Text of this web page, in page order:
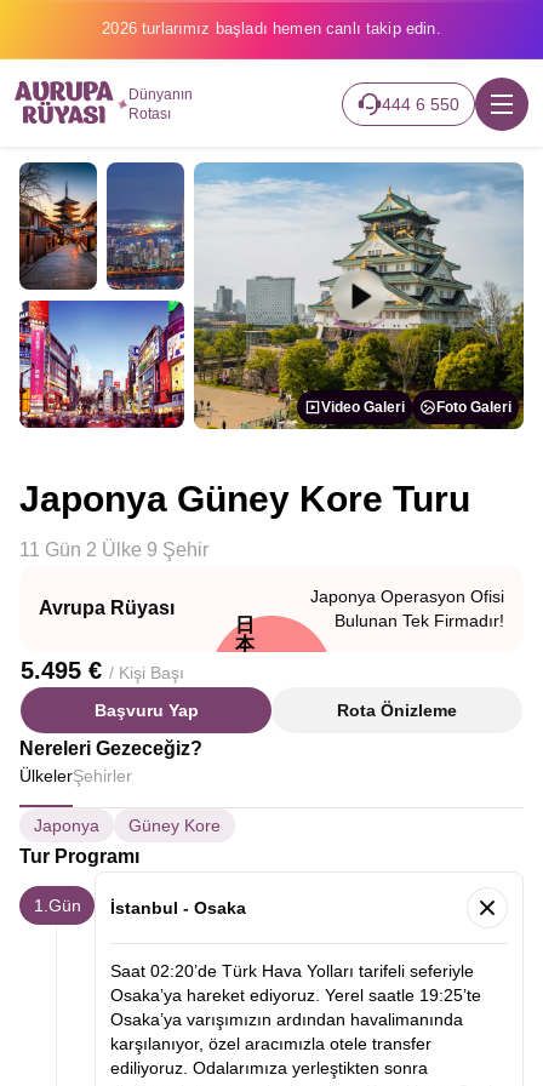
2026 turlarımız başladı hemen canlı takip edin.
Dünyanın
Rotası
444 6 550
Video Galeri Foto Galeri
Japonya Güney Kore Turu
11 Gün 2 Ülke 9 Şehir
Avrupa Rüyası
日
本
Japonya Operasyon Ofisi
Bulunan Tek Firmadır!
5.495 € / Kişi Başı
Başvuru Yap
Rota Önizleme
Nereleri Gezeceğiz?
ÜlkelerŞehirler
Japonya Güney Kore
Tur Programı
1.Gün İstanbul - Osaka
Saat 02:20’de Türk Hava Yolları tarifeli seferiyle
Osaka’ya hareket ediyoruz. Yerel saatle 19:25’te
Osaka’ya varışımızın ardından havalimanında
karşılanıyor, özel aracımızla otele transfer
ediliyoruz. Odalarımıza yerleştikten sonra